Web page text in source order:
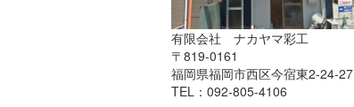
有限会社 ナカヤマ彩工
〒819-0161
福岡県福岡市西区今宿東2-24-27
TEL：092-805-4106